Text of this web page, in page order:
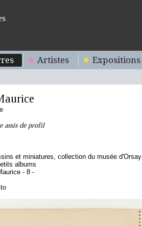
Artistes Expositions
assis de profil
et miniatures, collection du musée d'Orsay
albums
- 8 -